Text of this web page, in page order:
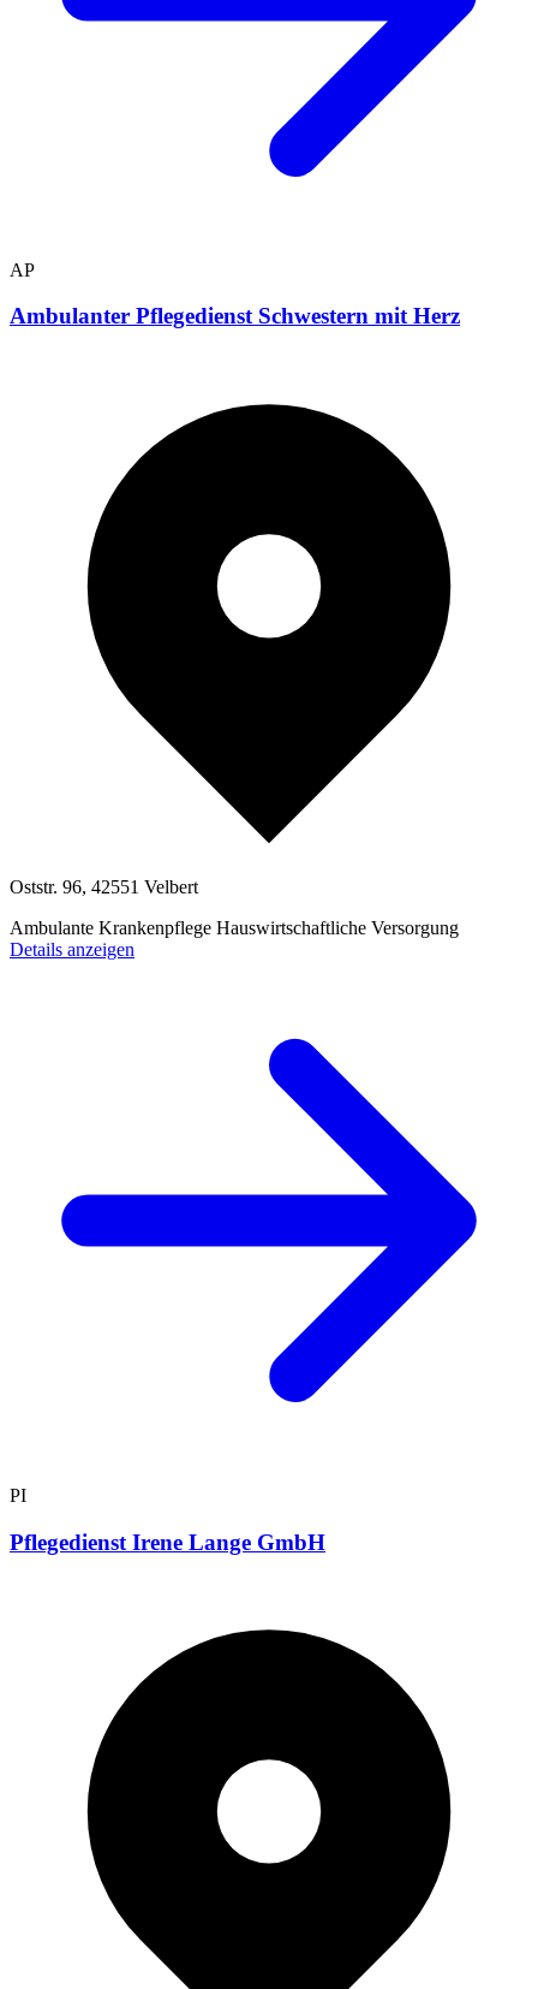
AP
Ambulanter Pflegedienst Schwestern mit Herz
Oststr. 96, 42551 Velbert
Ambulante Krankenpflege Hauswirtschaftliche Versorgung
Details anzeigen
PI
Pflegedienst Irene Lange GmbH